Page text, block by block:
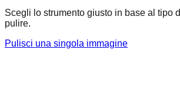
Scegli lo strumento giusto in base al tipo
pulire.
Pulisci una singola immagine